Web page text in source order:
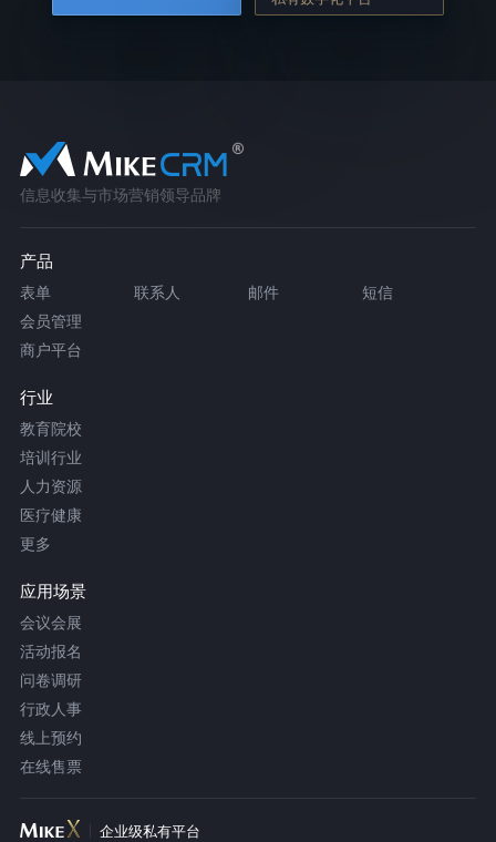
信息收集与市场营销领导品牌
产品
表单 联系人 邮件
短信
会员管理
商户平台
行业
教育院校
培训行业
人力资源
医疗健康
更多
应用场景
会议会展
活动报名
问卷调研
行政人事
线上预约
在线售票
企业级私有平台